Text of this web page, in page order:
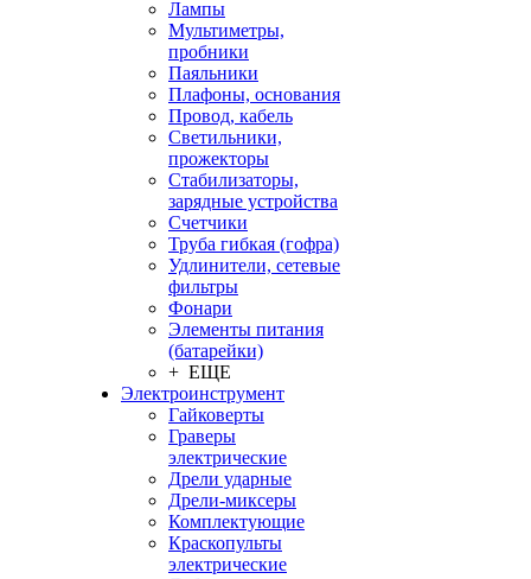
Лампы
Мультиметры,
пробники
Паяльники
Плафоны, основания
Провод, кабель
Светильники,
прожекторы
Стабилизаторы,
зарядные устройства
Счетчики
Труба гибкая (гофра)
Удлинители, сетевые
фильтры
Фонари
Элементы питания
(батарейки)
+ ЕЩЕ
Электроинструмент
Гайковерты
Граверы
электрические
Дрели ударные
Дрели-миксеры
Комплектующие
Краскопульты
электрические